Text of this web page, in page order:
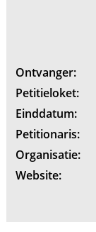
Ontvanger:
Petitieloket:
Einddatum:
Petitionaris:
Organisatie:
Website: